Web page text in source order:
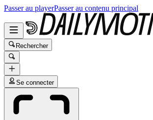
Passer au playerPasser au contenu principal
Rechercher
Se connecter